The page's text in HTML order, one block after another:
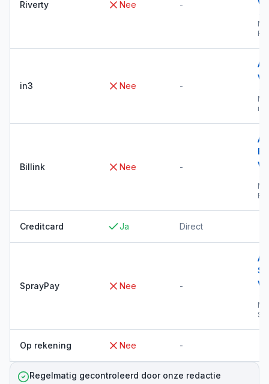
Riverty Nee -
→
in3 Nee -
→
in3
Billink Nee -
→
Creditcard Ja Direct
SprayPay Nee -
→
Op rekening Nee -
Regelmatig gecontroleerd door onze redactie